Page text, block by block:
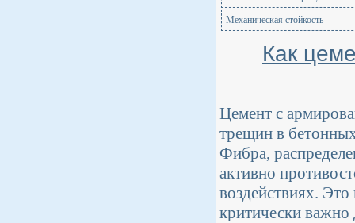
Механическая стойкость
Как
Цемент с
трещин в
Фибра,
активно
воздействиях.
критически важно